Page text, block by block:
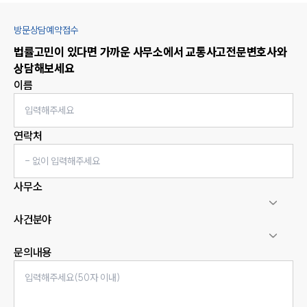
방문상담예약접수
법률고민이 있다면 가까운 사무소에서 교통사고전문변호사와
상담해보세요
이름
연락처
사무소
사건분야
문의내용